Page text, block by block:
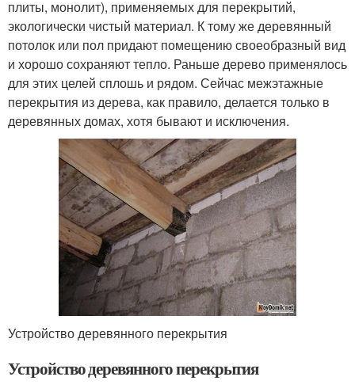
плиты, монолит), применяемых для перекрытий,
экологически чистый материал. К тому же деревянный
потолок или пол придают помещению своеобразный вид
и хорошо сохраняют тепло. Раньше дерево применялось
для этих целей сплошь и рядом. Сейчас межэтажные
перекрытия из дерева, как правило, делается только в
деревянных домах, хотя бывают и исключения.
Устройство деревянного перекрытия
Устройство деревянного перекрытия